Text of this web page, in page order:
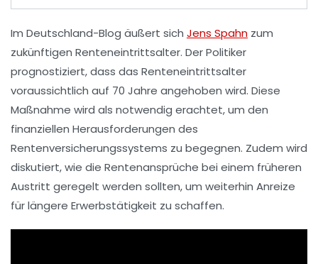
Im Deutschland-Blog äußert sich Jens Spahn zum
zukünftigen Renteneintrittsalter. Der Politiker
prognostiziert, dass das Renteneintrittsalter
voraussichtlich auf 70 Jahre angehoben wird. Diese
Maßnahme wird als notwendig erachtet, um den
finanziellen Herausforderungen des
Rentenversicherungssystems zu begegnen. Zudem wird
diskutiert, wie die Rentenansprüche bei einem früheren
Austritt geregelt werden sollten, um weiterhin Anreize
für längere Erwerbstätigkeit zu schaffen.